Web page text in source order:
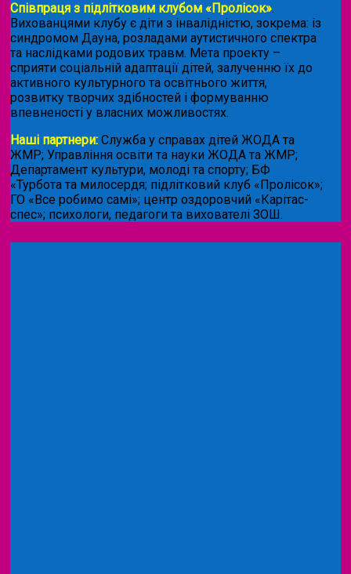
Співпраця з підлітковим клубом «Пролісок».
Вихованцями клубу є діти з інвалідністю, зокрема: із
синдромом Дауна, розладами аутистичного спектра
та наслідками родових травм. Мета проекту –
сприяти соціальній адаптації дітей, залученню їх до
активного культурного та освітнього життя,
розвитку творчих здібностей і формуванню
впевненості у власних можливостях.
Наші партнери: Служба у справах дітей ЖОДА та
ЖМР; Управління освіти та науки ЖОДА та ЖМР;
Департамент культури, молоді та спорту; БФ
«Турбота та милосердя; підлітковий клуб «Пролісок»;
ГО «Все робимо самі»; центр оздоровчий «Карітас-
спес»; психологи, педагоги та вихователі ЗОШ.